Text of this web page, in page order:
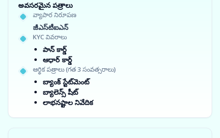
అవసరమైన పత్రాలు
వ్యాపార నిరూపణ
జీఎస్‌టీఐఎన్
KYC వివరాలు
పాన్ కార్డ్
ఆధార్ కార్డ్
ఆర్థిక పత్రాలు (గత 3 సంవత్సరాలు)
బ్యాంక్ స్టేట్‌మెంట్
బ్యాలెన్స్ షీట్
లాభనష్టాల నివేదిక